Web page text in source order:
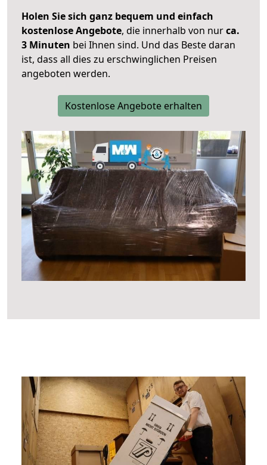
Holen Sie sich ganz bequem und einfach
kostenlose Angebote, die innerhalb von nurca.
3 Minuten bei Ihnen sind. Und das Beste daran
ist, dass all dies zu erschwinglichen Preisen
angeboten werden.
Kostenlose Angebote erhalten